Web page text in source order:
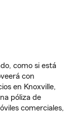
como si está
con
en Knoxville,
póliza de
comerciales,